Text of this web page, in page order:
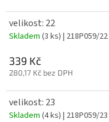
velikost: 22
Skladem (3 ks) | 218P059/22
339 Kč
280,17 Kč bez DPH
velikost: 23
Skladem (4 ks) | 218P059/23